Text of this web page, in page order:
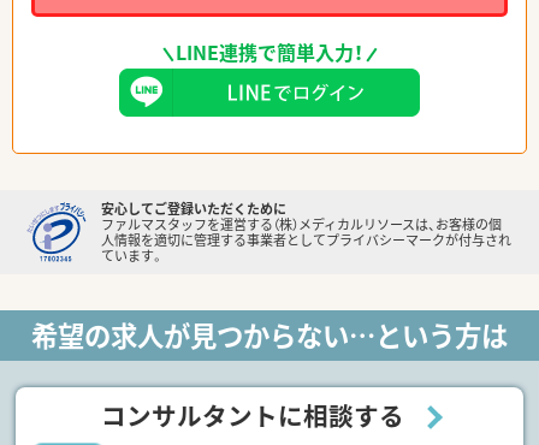
LINE連携で簡単入力！
安心してご登録いただくために
ファルマスタッフを運営する（株）メディカルリソースは、お客様の個
人情報を適切に管理する事業者としてプライバシーマークが付与され
ています。
希望の求人が見つからない…という方は
コンサルタントに相談する